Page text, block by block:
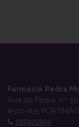
Farmácia Pedra
Rua da Pedra, nº
8500-815 PORTIMÃO
282422909